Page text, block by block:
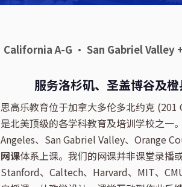
California A-G · San Gabriel Valley
服务洛杉矶、圣盖博谷及
思高乐教育位于加拿大多伦多北约克
是北美顶级的各学科教育及培训学校之一
Angeles、San Gabriel Valley、Orange
网课体系上课。我们的网课并非课堂录播
Stanford、Caltech、Harvard、MIT、